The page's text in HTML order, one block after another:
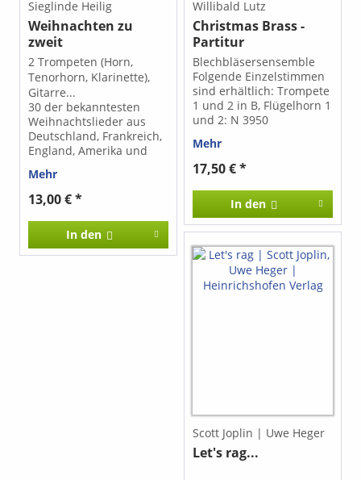
Begleitung mit
Tasteninstrumenten sind
allen Stücken Akkorde
hinzugefügt. Die Stücke
sind auch einzeln als
pdf-Datei erhältlich.
Klicken Sie auf das Drop-
down-Menü unter
"Ausgabe (bitte
auswählen)"
Sieglinde Heilig
Weihnachten zu
zweit
2 Trompeten (Horn,
Tenorhorn, Klarinette),
Gitarre...
30 der bekanntesten
Weihnachtslieder aus
Deutschland, Frankreich,
England, Amerika und
Begleitmöglichkeit mit
einer Gitarre oder einem
anderen
Harmonieinstrument
kann mit der beigelegten
Stimme (Akkordsymbole)
Mehr
13,00 € *
In den
Willibald Lutz
Christmas Brass -
Partitur
Blechbläsersensemble
Folgende Einzelstimmen
sind erhältlich: Trompete
1 und 2 in B, Flügelhorn 1
und 2: N 3950
B: N 3951 Horn in F
(Violinschlüssel): N 3952
Tenorhorn /
Tenorsaxophon in B : N
3953 Horn in Es : N 3973
Posaune 1 u. 2 / Bariton 1
und 2 in C: 3967 Tuba in
C: 3968 Tuba in Es /
Baritonsaxophon
(Violinschlüssel): 3969
Klarinette in Es /
Mehr
17,50 € *
In den
Scott Joplin | Uwe Heger
Let's rag...